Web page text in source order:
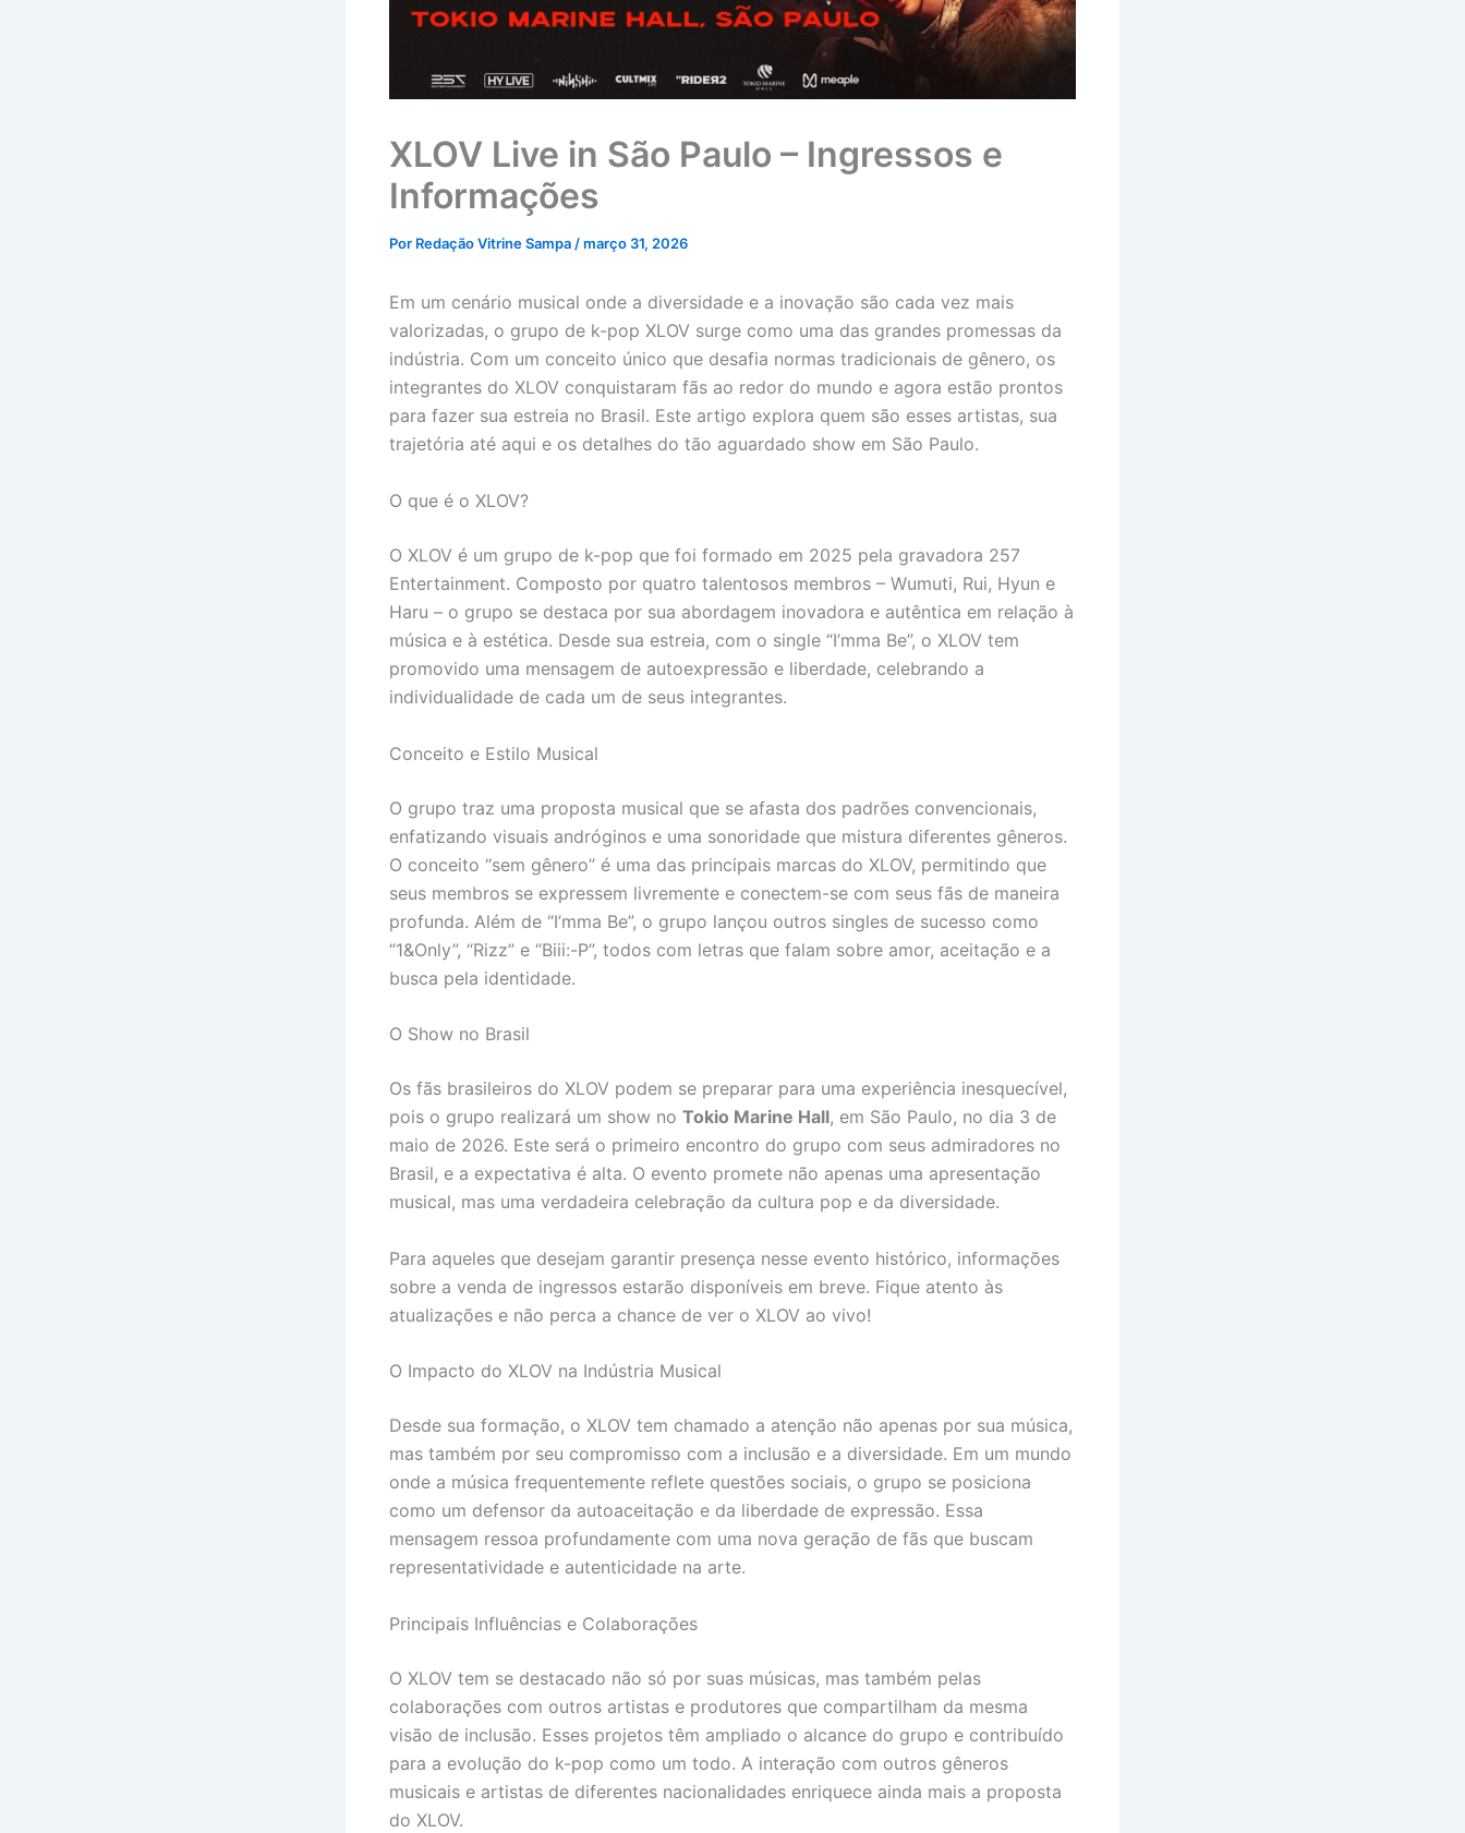
XLOV Live in São Paulo – Ingressos e
Informações
Por Redação Vitrine Sampa/março 31, 2026
Em um cenário musical onde a diversidade e a inovação são cada vez mais
valorizadas, o grupo de k-pop XLOV surge como uma das grandes promessas da
indústria. Com um conceito único que desafia normas tradicionais de gênero, os
integrantes do XLOV conquistaram fãs ao redor do mundo e agora estão prontos
para fazer sua estreia no Brasil. Este artigo explora quem são esses artistas, sua
trajetória até aqui e os detalhes do tão aguardado show em São Paulo.
O que é o XLOV?
O XLOV é um grupo de k-pop que foi formado em 2025 pela gravadora 257
Entertainment. Composto por quatro talentosos membros – Wumuti, Rui, Hyun e
Haru – o grupo se destaca por sua abordagem inovadora e autêntica em relação à
música e à estética. Desde sua estreia, com o single “I’mma Be”, o XLOV tem
promovido uma mensagem de autoexpressão e liberdade, celebrando a
individualidade de cada um de seus integrantes.
Conceito e Estilo Musical
O grupo traz uma proposta musical que se afasta dos padrões convencionais,
enfatizando visuais andróginos e uma sonoridade que mistura diferentes gêneros.
O conceito “sem gênero” é uma das principais marcas do XLOV, permitindo que
seus membros se expressem livremente e conectem-se com seus fãs de maneira
profunda. Além de “I’mma Be”, o grupo lançou outros singles de sucesso como
“1&Only”, “Rizz” e “Biii:-P”, todos com letras que falam sobre amor, aceitação e a
busca pela identidade.
O Show no Brasil
Os fãs brasileiros do XLOV podem se preparar para uma experiência inesquecível,
pois o grupo realizará um show no Tokio Marine Hall, em São Paulo, no dia 3 de
maio de 2026. Este será o primeiro encontro do grupo com seus admiradores no
Brasil, e a expectativa é alta. O evento promete não apenas uma apresentação
musical, mas uma verdadeira celebração da cultura pop e da diversidade.
Para aqueles que desejam garantir presença nesse evento histórico, informações
sobre a venda de ingressos estarão disponíveis em breve. Fique atento às
atualizações e não perca a chance de ver o XLOV ao vivo!
O Impacto do XLOV na Indústria Musical
Desde sua formação, o XLOV tem chamado a atenção não apenas por sua música,
mas também por seu compromisso com a inclusão e a diversidade. Em um mundo
onde a música frequentemente reflete questões sociais, o grupo se posiciona
como um defensor da autoaceitação e da liberdade de expressão. Essa
mensagem ressoa profundamente com uma nova geração de fãs que buscam
representatividade e autenticidade na arte.
Principais Influências e Colaborações
O XLOV tem se destacado não só por suas músicas, mas também pelas
colaborações com outros artistas e produtores que compartilham da mesma
visão de inclusão. Esses projetos têm ampliado o alcance do grupo e contribuído
para a evolução do k-pop como um todo. A interação com outros gêneros
musicais e artistas de diferentes nacionalidades enriquece ainda mais a proposta
do XLOV.